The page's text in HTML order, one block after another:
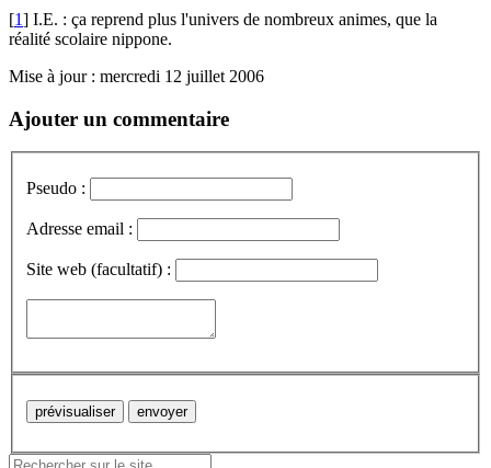
[1] I.E. : ça reprend plus l'univers de nombreux animes, que la
réalité scolaire nippone.
Mise à jour : mercredi 12 juillet 2006
Ajouter un commentaire
Pseudo :
Adresse email :
Site web (facultatif) :